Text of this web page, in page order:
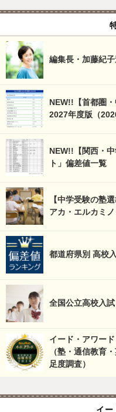
編集長・加藤紀子
NEW!!【首都圏
2027年度版（
NEW!!【関西・
ト」偏差値一覧
【中学受験の塾
アカ・エルカミ
都道府県別 高校
全国公立高校入試
イード・アワード
（塾・通信教育
足度調査）
イー